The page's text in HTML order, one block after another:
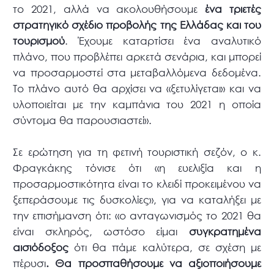
το 2021, αλλά να ακολουθήσουμε ένα τριετές
στρατηγικό σχέδιο προβολής της Ελλάδας και του
τουρισμού. Έχουμε καταρτίσει ένα αναλυτικό
πλάνο, που προβλέπει αρκετά σενάρια, και μπορεί
να προσαρμοστεί στα μεταβαλλόμενα δεδομένα.
Το πλάνο αυτό θα αρχίσει να «ξετυλίγεται» και να
υλοποιείται με την καμπάνια του 2021 η οποία
σύντομα θα παρουσιαστεί».
Σε ερώτηση για τη φετινή τουριστική σεζόν, ο κ.
Φραγκάκης τόνισε ότι «η ευελιξία και η
προσαρμοστικότητα είναι το κλειδί προκειμένου να
ξεπεράσουμε τις δυσκολίες», για να καταλήξει με
την επισήμανση ότι: «ο ανταγωνισμός το 2021 θα
είναι σκληρός, ωστόσο είμαι συγκρατημένα
αισιόδοξος ότι θα πάμε καλύτερα, σε σχέση με
πέρυσι. Θα προσπαθήσουμε να αξιοποιήσουμε